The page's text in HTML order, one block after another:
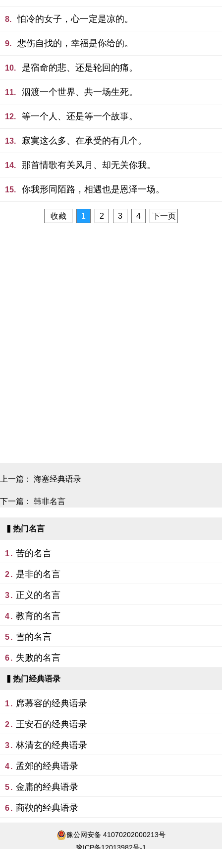
8. 怕冷的女子，心一定是凉的。
9. 悲伤自找的，幸福是你给的。
10. 是宿命的悲、还是轮回的痛。
11. 泅渡一个世界、共一场生死。
12. 等一个人、还是等一个故事。
13. 寂寞这么多、在承受的有几个。
14. 那首情歌有关风月、却无关你我。
15. 你我形同陌路，相遇也是恩泽一场。
收藏 1 2 3 4 下一页
上一篇： 海塞经典语录
下一篇： 韩非名言
▍热门名言
1. 苦的名言
2. 是非的名言
3. 正义的名言
4. 教育的名言
5. 雪的名言
6. 失败的名言
▍热门经典语录
1. 席慕容的经典语录
2. 王安石的经典语录
3. 林清玄的经典语录
4. 孟郊的经典语录
5. 金庸的经典语录
6. 商鞅的经典语录
豫公网安备 41070202000213号